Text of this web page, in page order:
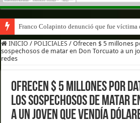
Franco Colapinto denunció que fue víctima
INICIO / POLICIALES / Ofrecen $ 5 millones
sospechosos de matar en Don Torcuato a un
redes
Ofrecen $ 5 millones por
los sospechosos de matar
a un joven que vendía